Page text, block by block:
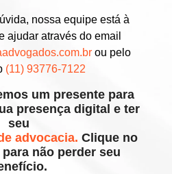
nossa equipe está à
ajudar através do email
ou pelo
(11) 93776-7122
um presente para
presença digital e ter
seu
advocacia. Clique no
não perder seu